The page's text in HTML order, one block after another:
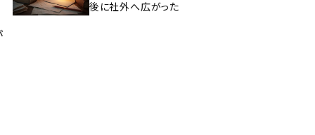
後に社外へ広がった